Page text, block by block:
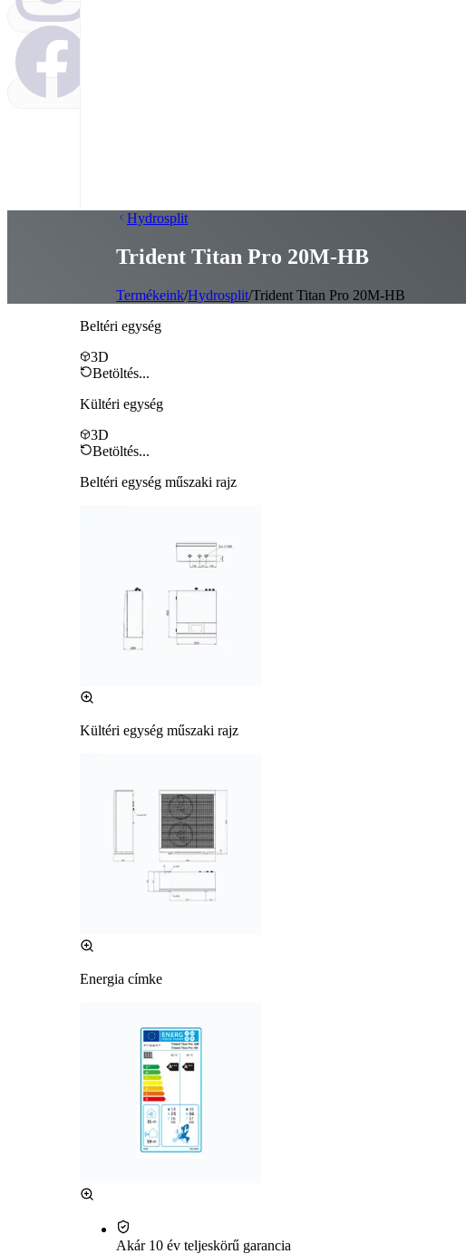
Hydrosplit
Trident Titan Pro 20M‑HB
Termékeink/Hydrosplit/Trident Titan Pro 20M-HB
Beltéri egység
3D
Betöltés...
Kültéri egység
3D
Betöltés...
Beltéri egység műszaki rajz
Kültéri egység műszaki rajz
Energia címke
Akár 10 év teljeskörű garancia